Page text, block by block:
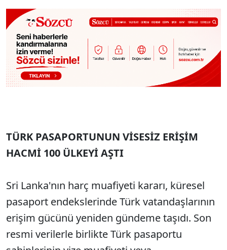
TÜRK PASAPORTUNUN VİSESİZ ERİŞİM
HACMİ 100 ÜLKEYİ AŞTI
Sri Lanka'nın harç muafiyeti kararı, küresel
pasaport endekslerinde Türk vatandaşlarının
erişim gücünü yeniden gündeme taşıdı. Son
resmi verilerle birlikte Türk pasaportu